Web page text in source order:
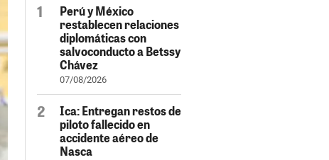
Perú y México
restablecen relaciones
diplomáticas con
salvoconducto a Betssy
Chávez
07/08/2026
Ica: Entregan restos de
piloto fallecido en
accidente aéreo de
Nasca